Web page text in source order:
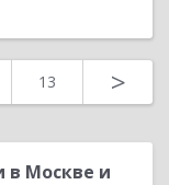
13 >
Москве и